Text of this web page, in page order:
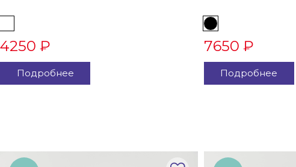
4250 ₽
Подробнее
7650 ₽
Подробнее